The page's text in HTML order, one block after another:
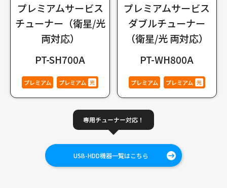
プレミアムサービス
チューナー（衛星/光
両対応）
PT-SH700A
プレミアムサービス
ダブルチューナー
（衛星/光 両対応）
PT-WH800A
USB-HDD機器一覧はこちら